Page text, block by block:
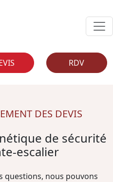
RDV
DES DEVIS
de sécurité
escalier
questions, nous pouvons